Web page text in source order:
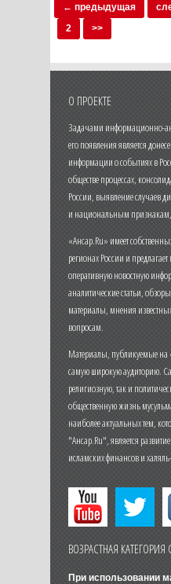
← предыдущая
2
>>
О ПРОЕКТЕ
Задачами информационно-
его появления является
информации о событиях в
обществе процессах,
России, выявление случаев
и национальным
«Ансар.Ru» имеет
регионах России и
оперативную новостную
аналитические статьи,
материалы, мнения
вопросам.
Материалы, публикуемые на
самую широкую аудиторию.
религиозную, так и
общественную жизнь
наиболее актуальных тем,
"Ансар.Ru", является
исламских финансов и
ВОЗРАСТНАЯ КАТЕГОРИЯ
При использовании